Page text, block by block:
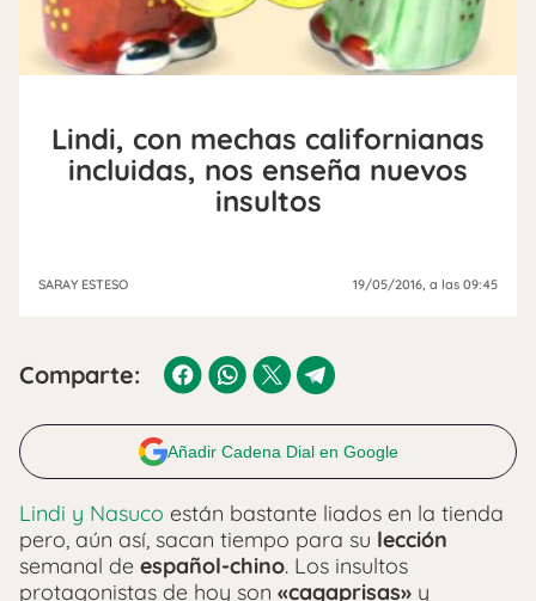
Lindi, con mechas californianas
incluidas, nos enseña nuevos
insultos
SARAY ESTESO 19/05/2016, a las 09:45
Comparte:
Añadir Cadena Dial en Google
Lindi y Nasuco están bastante liados en la tienda
pero, aún así, sacan tiempo para su lección
semanal de español-chino. Los insultos
protagonistas de hoy son «cagaprisas» y